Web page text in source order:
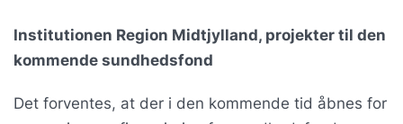
Institutionen Region Midtjylland, projekter til den
kommende sundhedsfond
Det forventes, at der i den kommende tid åbnes for